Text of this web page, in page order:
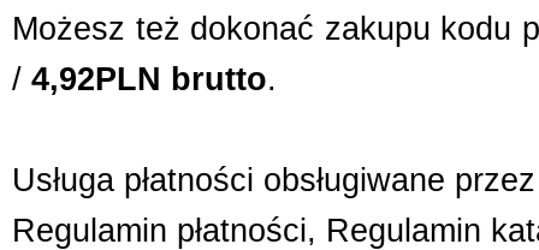
Możesz też dokonać zakupu kodu
/ 4,92PLN brutto.
Usługa płatności obsługiwane
Regulamin płatności, Regulamin